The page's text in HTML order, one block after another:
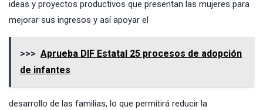
ideas y proyectos productivos que presentan las mujeres para
mejorar sus ingresos y así apoyar el
>>> Aprueba DIF Estatal 25 procesos de adopción
de infantes
desarrollo de las familias, lo que permitirá reducir la